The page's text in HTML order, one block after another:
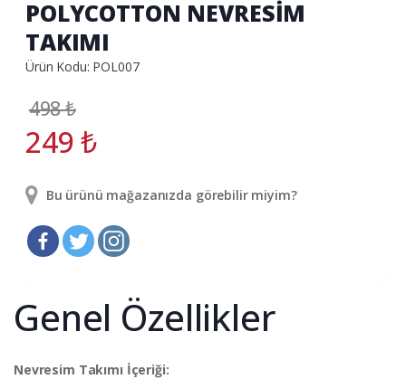
POLYCOTTON NEVRESİM
TAKIMI
Ürün Kodu: POL007
498₺
249₺
Bu ürünü mağazanızda görebilir miyim?
Genel Özellikler
Nevresim Takımı İçeriği: